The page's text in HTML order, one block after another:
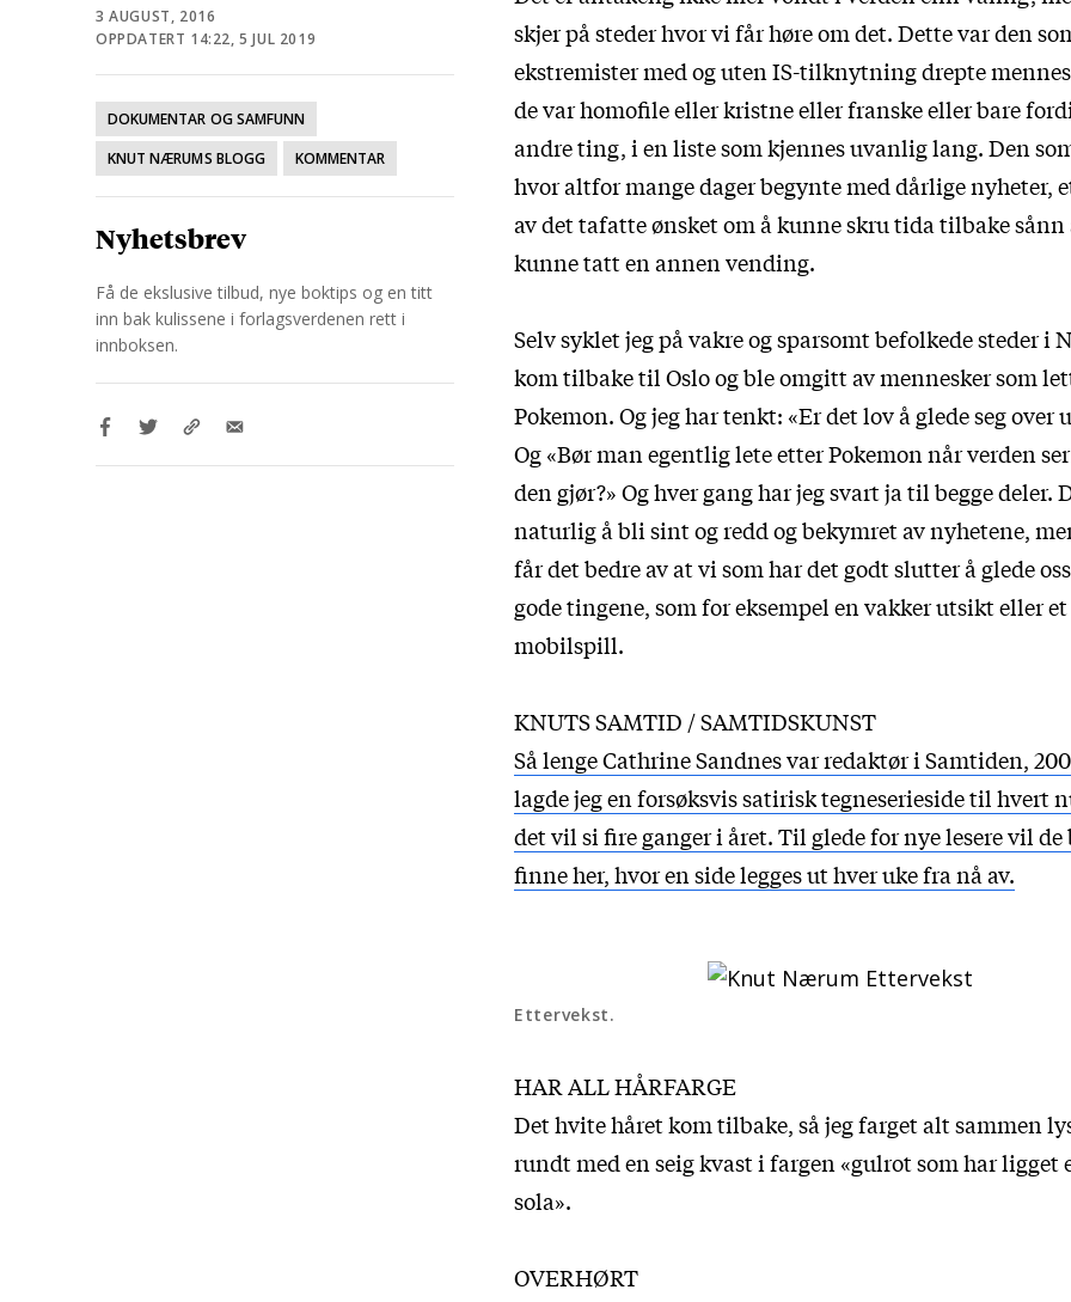
3 AUGUST, 2016
OPPDATERT 14:22, 5 JUL 2019
DOKUMENTAR OG SAMFUNN
KNUT NÆRUMS BLOGG
KOMMENTAR
Nyhetsbrev
Få de ekslusive tilbud, nye boktips og en titt
inn bak kulissene i forlagsverdenen rett i
innboksen.
skjer på steder hvor vi får høre om det. Dette var den
ekstremister med og uten IS-tilknytning drepte
de var homofile eller kristne eller franske eller bare
andre ting, i en liste som kjennes uvanlig lang. Den
hvor altfor mange dager begynte med dårlige nyheter,
av det tafatte ønsket om å kunne skru tida tilbake
kunne tatt en annen vending.
Selv syklet jeg på vakre og sparsomt befolkede steder i
kom tilbake til Oslo og ble omgitt av mennesker som
Pokemon. Og jeg har tenkt: «Er det lov å glede seg over
Og «Bør man egentlig lete etter Pokemon når verden
den gjør?» Og hver gang har jeg svart ja til begge deler.
naturlig å bli sint og redd og bekymret av nyhetene,
får det bedre av at vi som har det godt slutter å glede
gode tingene, som for eksempel en vakker utsikt eller
mobilspill.
KNUTS SAMTID / SAMTIDSKUNST
Så lenge Cathrine Sandnes var redaktør i Samtiden,
lagde jeg en forsøksvis satirisk tegneserieside til hvert
det vil si fire ganger i året. Til glede for nye lesere vil de
finne her, hvor en side legges ut hver uke fra nå av.
Ettervekst.
HAR ALL HÅRFARGE
Det hvite håret kom tilbake, så jeg farget alt sammen
rundt med en seig kvast i fargen «gulrot som har ligget
sola».
OVERHØRT